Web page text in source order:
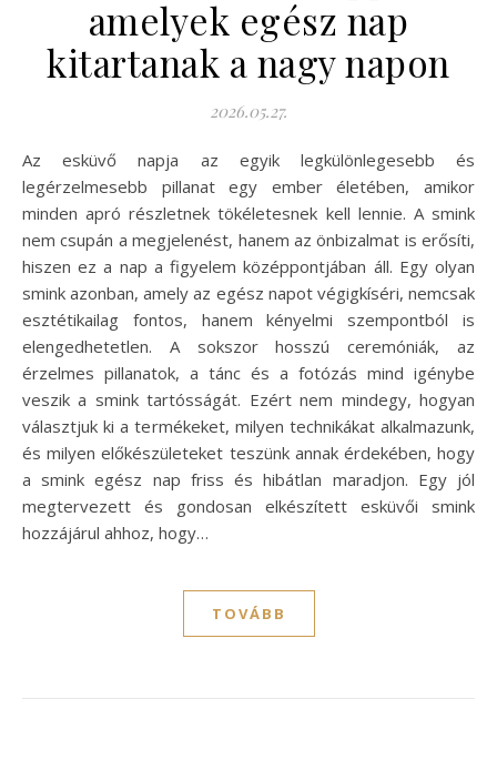
amelyek egész nap
kitartanak a nagy napon
2026.05.27.
Az esküvő napja az egyik legkülönlegesebb és
legérzelmesebb pillanat egy ember életében, amikor
minden apró részletnek tökéletesnek kell lennie. A smink
nem csupán a megjelenést, hanem az önbizalmat is erősíti,
hiszen ez a nap a figyelem középpontjában áll. Egy olyan
smink azonban, amely az egész napot végigkíséri, nemcsak
esztétikailag fontos, hanem kényelmi szempontból is
elengedhetetlen. A sokszor hosszú ceremóniák, az
érzelmes pillanatok, a tánc és a fotózás mind igénybe
veszik a smink tartósságát. Ezért nem mindegy, hogyan
választjuk ki a termékeket, milyen technikákat alkalmazunk,
és milyen előkészületeket teszünk annak érdekében, hogy
a smink egész nap friss és hibátlan maradjon. Egy jól
megtervezett és gondosan elkészített esküvői smink
hozzájárul ahhoz, hogy…
TOVÁBB